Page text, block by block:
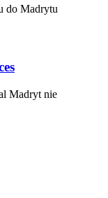
do Madrytu
Madryt nie